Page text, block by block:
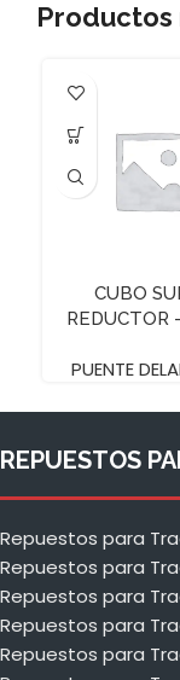
CUBO
REDUCTOR
PUENTE
REPUESTOS
Repuestos para
Repuestos para
Repuestos para
Repuestos para
Repuestos para